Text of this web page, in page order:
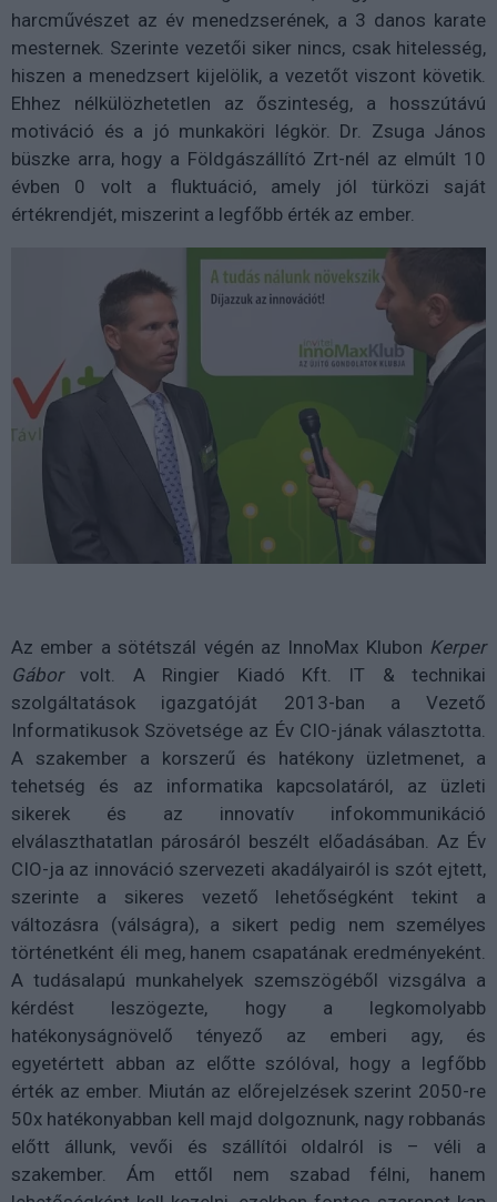
harcművészet az év menedzserének, a 3 danos karate
mesternek. Szerinte vezetői siker nincs, csak hitelesség,
hiszen a menedzsert kijelölik, a vezetőt viszont követik.
Ehhez nélkülözhetetlen az őszinteség, a hosszútávú
motiváció és a jó munkaköri légkör. Dr. Zsuga János
büszke arra, hogy a Földgászállító Zrt-nél az elmúlt 10
évben 0 volt a fluktuáció, amely jól türközi saját
értékrendjét, miszerint a legfőbb érték az ember.
Az ember a sötétszál végén az InnoMax Klubon Kerper
Gáborvolt. A Ringier Kiadó Kft. IT & technikai
szolgáltatások igazgatóját 2013-ban a Vezető
Informatikusok Szövetsége az Év CIO-jának választotta.
A szakember a korszerű és hatékony üzletmenet, a
tehetség és az informatika kapcsolatáról, az üzleti
sikerek és az innovatív infokommunikáció
elválaszthatatlan párosáról beszélt előadásában. Az Év
CIO-ja az innováció szervezeti akadályairól is szót ejtett,
szerinte a sikeres vezető lehetőségként tekint a
változásra (válságra), a sikert pedig nem személyes
történetként éli meg, hanem csapatának eredményeként.
A tudásalapú munkahelyek szemszögéből vizsgálva a
kérdést leszögezte, hogy a legkomolyabb
hatékonyságnövelő tényező az emberi agy, és
egyetértett abban az előtte szólóval, hogy a legfőbb
érték az ember. Miután az előrejelzések szerint 2050-re
50x hatékonyabban kell majd dolgoznunk, nagy robbanás
előtt állunk, vevői és szállítói oldalról is – véli a
szakember. Ám ettől nem szabad félni, hanem